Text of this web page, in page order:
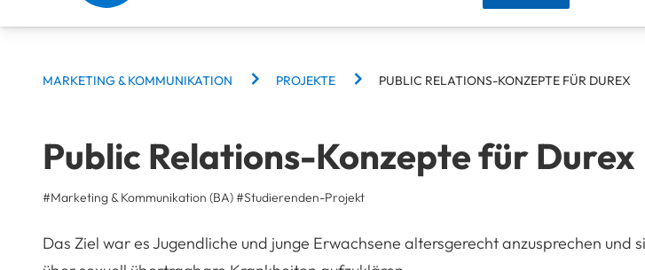
BREADCRUMBS
MARKETING & KOMMUNIKATION PROJEKTE PUBLIC RELATIONS-KONZEPTE FÜR DUREX
Public Relations-Konzepte für Durex
#Marketing & Kommunikation (BA)#Studierenden-Projekt
Das Ziel war es Jugendliche und junge Erwachsene altersgerecht anzusprechen und